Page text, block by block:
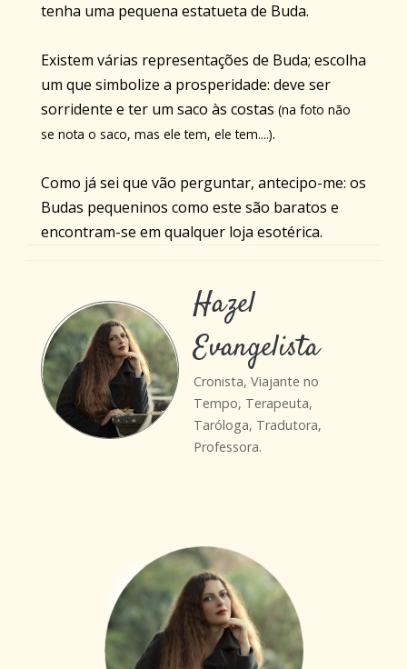
tenha uma pequena estatueta de Buda.
Existem várias representações de Buda; escolha
um que simbolize a prosperidade: deve ser
sorridente e ter um saco às costas (na foto não
se nota o saco, mas ele tem, ele tem....).
Como já sei que vão perguntar, antecipo-me: os
Budas pequeninos como este são baratos e
encontram-se em qualquer loja esotérica.
Hazel
Evangelista
Cronista, Viajante no
Tempo, Terapeuta,
Taróloga, Tradutora,
Professora.